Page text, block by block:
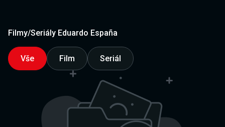
Filmy/Seriály Eduardo España
Vše Film Seriál